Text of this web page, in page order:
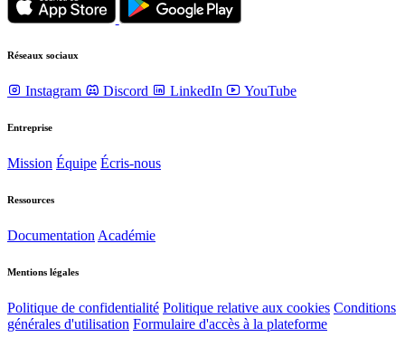
Réseaux sociaux
Instagram Discord LinkedIn YouTube
Entreprise
Mission Équipe Écris-nous
Ressources
Documentation Académie
Mentions légales
Politique de confidentialité Politique relative aux cookies Conditions
générales d'utilisation Formulaire d'accès à la plateforme